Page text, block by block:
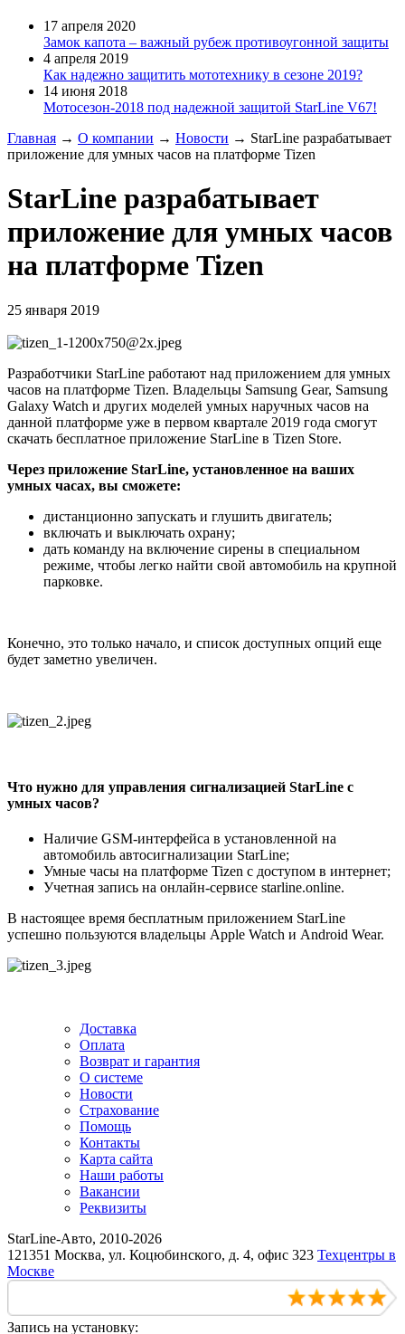
17 апреля 2020
Замок капота – важный рубеж противоугонной защиты
4 апреля 2019
Как надежно защитить мототехнику в сезоне 2019?
14 июня 2018
Мотосезон-2018 под надежной защитой StarLine V67!
Главная → О компании → Новости → StarLine разрабатывает
приложение для умных часов на платформе Tizen
StarLine разрабатывает
приложение для умных часов
на платформе Tizen
25 января 2019
Разработчики StarLine работают над приложением для умных
часов на платформе Tizen. Владельцы Samsung Gear, Samsung
Galaxy Watch и других моделей умных наручных часов на
данной платформе уже в первом квартале 2019 года смогут
скачать бесплатное приложение StarLine в Tizen Store.
Через приложение StarLine, установленное на ваших
умных часах, вы сможете:
дистанционно запускать и глушить двигатель;
включать и выключать охрану;
дать команду на включение сирены в специальном
режиме, чтобы легко найти свой автомобиль на крупной
парковке.
Конечно, это только начало, и список доступных опций еще
будет заметно увеличен.
Что нужно для управления сигнализацией StarLine с
умных часов?
Наличие GSM-интерфейса в установленной на
автомобиль автосигнализации StarLine;
Умные часы на платформе Tizen с доступом в интернет;
Учетная запись на онлайн-сервисе starline.online.
В настоящее время бесплатным приложением StarLine
успешно пользуются владельцы Apple Watch и Android Wear.
Доставка
Оплата
Возврат и гарантия
О системе
Новости
Страхование
Помощь
Контакты
Карта сайта
Наши работы
Вакансии
Реквизиты
StarLine-Авто, 2010-2026
121351 Москва, ул. Коцюбинского, д. 4, офис 323 Техцентры в
Москве
Запись на установку: